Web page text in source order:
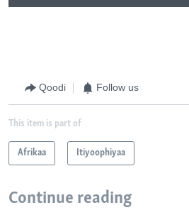
Qoodi Follow us
This item is part of
Afrikaa Itiyoophiyaa
Continue reading